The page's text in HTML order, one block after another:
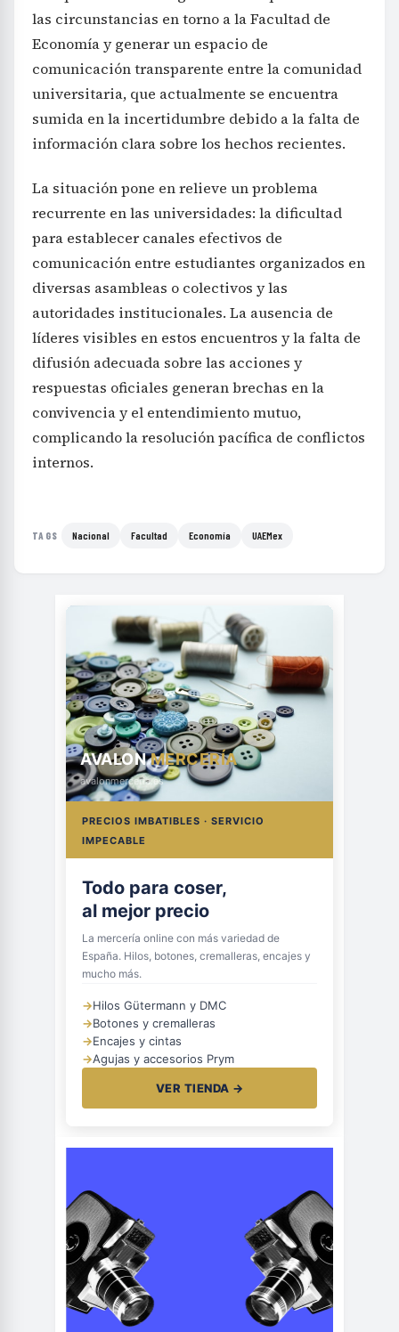
las circunstancias en torno a la Facultad de
Economía y generar un espacio de
comunicación transparente entre la comunidad
universitaria, que actualmente se encuentra
sumida en la incertidumbre debido a la falta de
información clara sobre los hechos recientes.
La situación pone en relieve un problema
recurrente en las universidades: la dificultad
para establecer canales efectivos de
comunicación entre estudiantes organizados en
diversas asambleas o colectivos y las
autoridades institucionales. La ausencia de
líderes visibles en estos encuentros y la falta de
difusión adecuada sobre las acciones y
respuestas oficiales generan brechas en la
convivencia y el entendimiento mutuo,
complicando la resolución pacífica de conflictos
internos.
TAGS Nacional Facultad Economía UAEMex
AVALONMERCERÍA
avalonmerceria.es
PRECIOS IMBATIBLES · SERVICIO
IMPECABLE
Todo para coser,
al mejor precio
La mercería online con más variedad de
España. Hilos, botones, cremalleras, encajes y
mucho más.
→Hilos Gütermann y DMC
→Botones y cremalleras
→Encajes y cintas
→Agujas y accesorios Prym
VER TIENDA →